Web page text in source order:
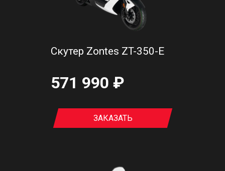
Скутер Zontes ZT-350-E
571 990 ₽
ЗАКАЗАТЬ